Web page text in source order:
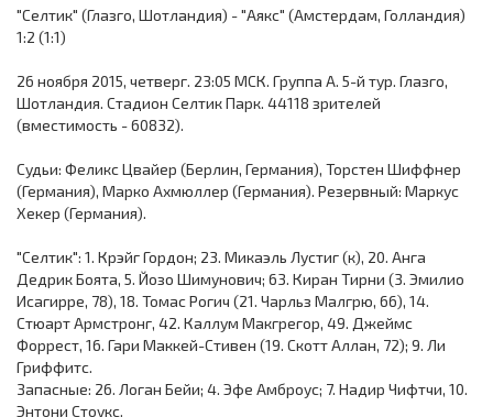
"Селтик" (Глазго, Шотландия) - "Аякс" (Амстердам, Голландия)
1:2 (1:1)
26 ноября 2015, четверг. 23:05 МСК. Группа A. 5-й тур. Глазго,
Шотландия. Стадион Селтик Парк. 44118 зрителей
(вместимость - 60832).
Судьи: Феликс Цвайер (Берлин, Германия), Торстен Шиффнер
(Германия), Марко Ахмюллер (Германия). Резервный: Маркус
Хекер (Германия).
"Селтик": 1. Крэйг Гордон; 23. Микаэль Лустиг (к), 20. Анга
Дедрик Боята, 5. Йозо Шимунович; 63. Киран Тирни (3. Эмилио
Исагирре, 78), 18. Томас Рогич (21. Чарльз Малгрю, 66), 14.
Стюарт Армстронг, 42. Каллум Макгрегор, 49. Джеймс
Форрест, 16. Гари Маккей-Стивен (19. Скотт Аллан, 72); 9. Ли
Гриффитс.
Запасные: 26. Логан Бейи; 4. Эфе Амброус; 7. Надир Чифтчи, 10.
Энтони Стоукс.